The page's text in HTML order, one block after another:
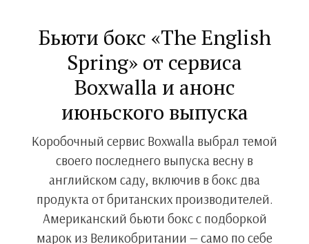
Бьюти бокс «The English
Spring» от сервиса
Boxwalla и анонс
июньского выпуска
Коробочный сервис Boxwalla выбрал темой
своего последнего выпуска весну в
английском саду, включив в бокс два
продукта от британских производителей.
Американский бьюти бокс с подборкой
марок из Великобритании — само по себе